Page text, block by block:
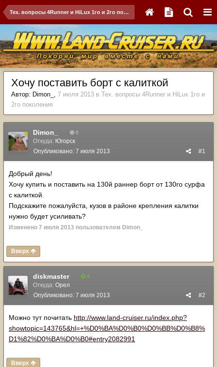
Тех. вопросы 4Runner и HiLux 1го и 2го поколения
Хочу поставить борт с калиткой
Автор: Dimon_ , 7 июля 2013 в Тех. вопросы 4Runner и HiLux 1го и
2го поколения
Dimon_ 0
Откуда: Югорск
#1
Опубликовано: 7 июля 2013
Добрый день!
Хочу купить и поставить на 130й раннер борт от 130го сурфа
с калиткой.
Подскажите пожалуйста, кузов в районе крепления калитки
нужно будет усиливать?
Изменено 7 июля 2013 пользователем Dimon_
Вверх
diskmaster 4
Откуда: Орел
#2
Опубликовано: 7 июля 2013
Можно тут почитать http://www.land-cruiser.ru/index.php?
showtopic=143765&hl=+%D0%BA%D0%B0%D0%BB%D0%B8%
D1%82%D0%BA%D0%B0#entry2082991
Вверх